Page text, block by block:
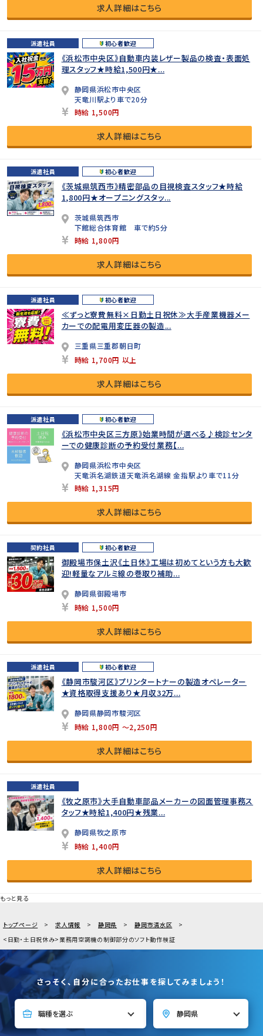
求人詳細はこちら
派遣社員 初心者歓迎
《浜松市中央区》自動車内装レザー製品の検査・表面処
理スタッフ★時給1,500円★...
静岡県浜松市中央区
天竜川駅より車で20分
時給 1,500円
求人詳細はこちら
派遣社員 初心者歓迎
《茨城県筑西市》精密部品の目視検査スタッフ★時給
1,800円★オープニングスタッ...
茨城県筑西市
下館総合体育館 車で約5分
時給 1,800円
求人詳細はこちら
派遣社員 初心者歓迎
≪ずっと寮費無料×日勤土日祝休≫大手産業機器メー
カーでの配電用変圧器の製造...
三重県三重郡朝日町
時給 1,700円 以上
求人詳細はこちら
派遣社員 初心者歓迎
《浜松市中央区三方原》始業時間が選べる♪検診センタ
ーでの健康診断の予約受付業務【...
静岡県浜松市中央区
天竜浜名湖鉄道天竜浜名湖線 金指駅より車で11分
時給 1,315円
求人詳細はこちら
契約社員 初心者歓迎
御殿場市保土沢《土日休》工場は初めてという方も大歓
迎!軽量なアルミ線の巻取り補助...
静岡県御殿場市
時給 1,500円
求人詳細はこちら
派遣社員 初心者歓迎
《静岡市駿河区》プリンタートナーの製造オペレーター
★資格取得支援あり★月収32万...
静岡県静岡市駿河区
時給 1,800円 ～2,250円
求人詳細はこちら
派遣社員
《牧之原市》大手自動車部品メーカーの図面管理事務ス
タッフ★時給1,400円★残業...
静岡県牧之原市
時給 1,400円
求人詳細はこちら
もっと見る
トップページ 求人情報 静岡県
静岡市清水区
<日勤・土日祝休み>業務用空調機の制御部分のソフト動作検証
さっそく、自分に合ったお仕事を探してみましょう！